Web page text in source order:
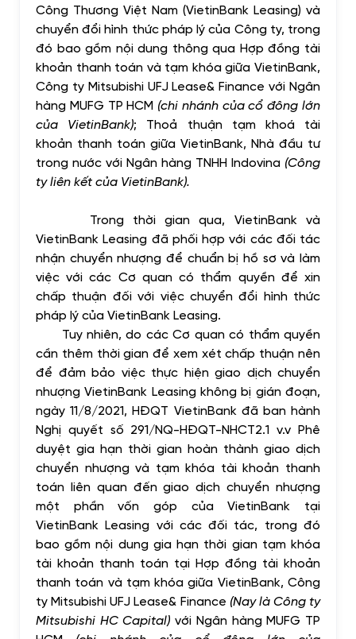
Công Thương Việt Nam (VietinBank Leasing) và
chuyển đổi hình thức pháp lý của Công ty, trong
đó bao gồm nội dung thông qua Hợp đồng tài
khoản thanh toán và tạm khóa giữa VietinBank,
Công ty Mitsubishi UFJ Lease& Finance với Ngân
hàng MUFG TP HCM (chi nhánh của cổ đông lớn
của VietinBank); Thoả thuận tạm khoá tài
khoản thanh toán giữa VietinBank, Nhà đầu tư
trong nước với Ngân hàng TNHH Indovina (Công
ty liên kết của VietinBank).
Trong thời gian qua, VietinBank và
VietinBank Leasing đã phối hợp với các đối tác
nhận chuyển nhượng để chuẩn bị hồ sơ và làm
việc với các Cơ quan có thẩm quyền để xin
chấp thuận đối với việc chuyển đổi hình thức
pháp lý của VietinBank Leasing.
Tuy nhiên, do các Cơ quan có thẩm quyền
cần thêm thời gian để xem xét chấp thuận nên
để đảm bảo việc thực hiện giao dịch chuyển
nhượng VietinBank Leasing không bị gián đoạn,
ngày 11/8/2021, HĐQT VietinBank đã ban hành
Nghị quyết số 291/NQ-HĐQT-NHCT2.1 v.v Phê
duyệt gia hạn thời gian hoàn thành giao dịch
chuyển nhượng và tạm khóa tài khoản thanh
toán liên quan đến giao dịch chuyển nhượng
một phần vốn góp của VietinBank tại
VietinBank Leasing với các đối tác, trong đó
bao gồm nội dung gia hạn thời gian tạm khóa
tài khoản thanh toán tại Hợp đồng tài khoản
thanh toán và tạm khóa giữa VietinBank, Công
ty Mitsubishi UFJ Lease& Finance (Nay là Công ty
Mitsubishi HC Capital) với Ngân hàng MUFG TP